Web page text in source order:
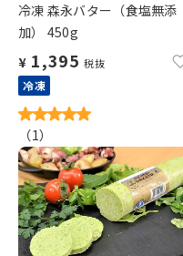
冷凍 森永バター（食塩無添
加） 450g
¥ 1,395 税抜
冷凍
（1）